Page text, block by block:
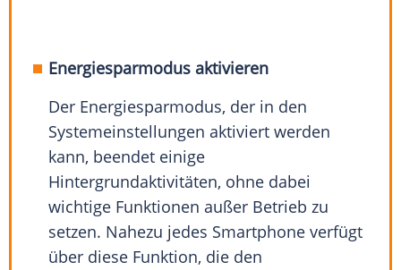
Energiesparmodus aktivieren
Der Energiesparmodus, der in den
Systemeinstellungen aktiviert werden
kann, beendet einige
Hintergrundaktivitäten, ohne dabei
wichtige Funktionen außer Betrieb zu
setzen. Nahezu jedes Smartphone verfügt
über diese Funktion, die den